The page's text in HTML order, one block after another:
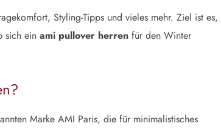
Styling-Tipps und vieles mehr. Ziel ist es,
sich ein ami pullover herren für den Winter
Marke AMI Paris, die für minimalistisches